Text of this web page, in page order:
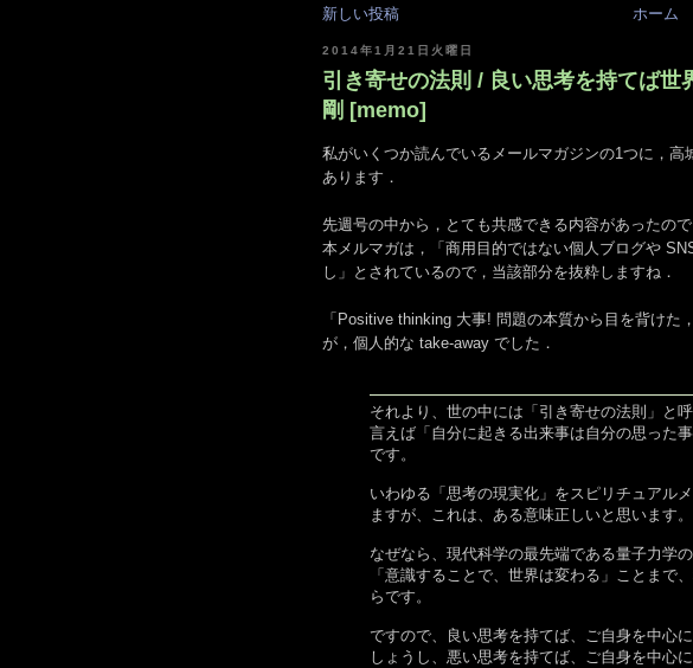
新しい投稿
ホーム
2014年1月21日火曜日
引き寄せの法則 / 良い思考を持てば世
剛 [memo]
私がいくつか読んでいるメールマガジンの1つに，
あります．
先週号の中から，とても共感できる内容があったので
本メルマガは，「商用目的ではない個人ブログや
し」とされているので，当該部分を抜粋しますね．
「Positive thinking 大事! 問題の本質から目を背けた
が，個人的な take-away でした．
それより、世の中には「引き寄せの法則」と
言えば「自分に起きる出来事は自分の思った
です。
いわゆる「思考の現実化」をスピリチュアル
ますが、これは、ある意味正しいと思います。
なぜなら、現代科学の最先端である量子力学
「意識することで、世界は変わる」ことまで
らです。
ですので、良い思考を持てば、ご自身を中心
しょうし、悪い思考を持てば、ご自身を中心